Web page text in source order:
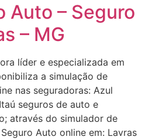
Auto – Seguro
– MG
líder e especializada em
a simulação de
nas seguradoras: Azul
seguros de auto e
através do simulador de
Auto online em: Lavras